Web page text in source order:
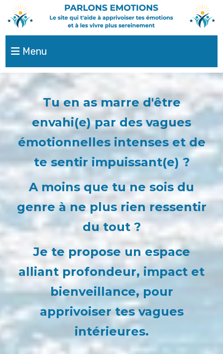
Menu
Tu en as marre d'être
envahi(e) par des vagues
émotionnelles intenses et de
te sentir impuissant(e) ?
A moins que tu ne sois du
genre à ne plus rien ressentir
du tout ?
Je te propose un espace
alliant profondeur, impact et
bienveillance, pour
apprivoiser tes vagues
intérieures.